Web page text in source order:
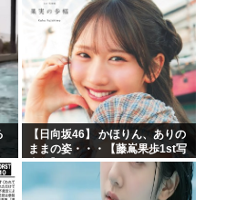
【日向坂46】 かほりん、ありの
ままの姿・・・【藤嶌果歩1st写
真集】